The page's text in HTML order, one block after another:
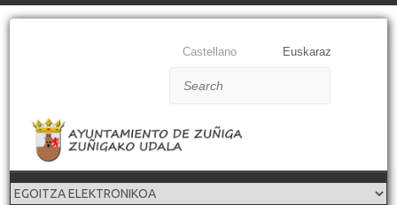
Castellano Euskaraz